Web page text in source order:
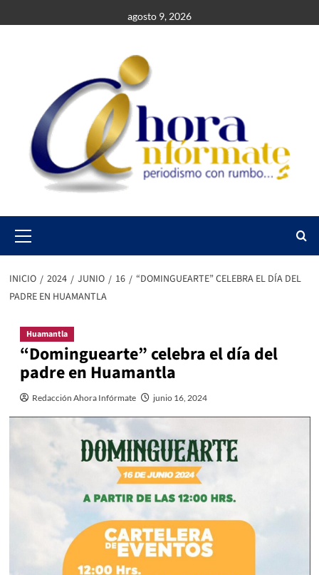
al
agosto 9, 2026
Menu
INICIO 2024 JUNIO 16
“DOMINGUEARTE” CELEBRA EL DÍA DEL
PADRE EN HUAMANTLA
Huamantla
“Dominguearte” celebra el día del
padre en Huamantla
Redacción Ahora Infórmate junio 16, 2024